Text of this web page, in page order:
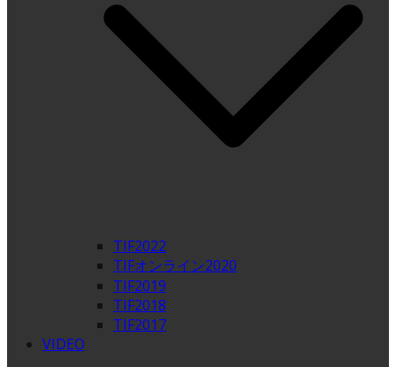
TIF2022
TIFオンライン2020
TIF2019
TIF2018
TIF2017
VIDEO